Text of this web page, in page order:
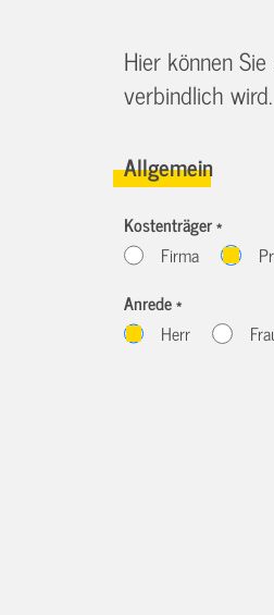
Hier können
verbindlich
Allgemein
Kostenträger *
Firma
Anrede *
Herr